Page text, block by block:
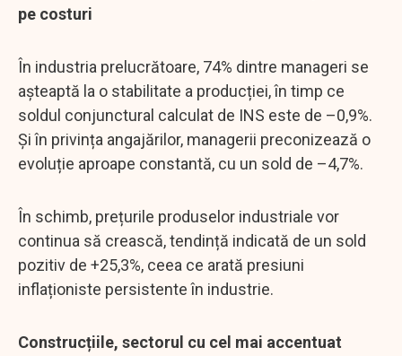
pe costuri
În industria prelucrătoare, 74% dintre manageri se
așteaptă la o stabilitate a producției, în timp ce
soldul conjunctural calculat de INS este de –0,9%.
Și în privința angajărilor, managerii preconizează o
evoluție aproape constantă, cu un sold de –4,7%.
În schimb, prețurile produselor industriale vor
continua să crească, tendință indicată de un sold
pozitiv de +25,3%, ceea ce arată presiuni
inflaționiste persistente în industrie.
Construcțiile, sectorul cu cel mai accentuat